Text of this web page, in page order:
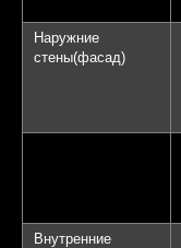
Наружние
стены(фасад)
Внутренние